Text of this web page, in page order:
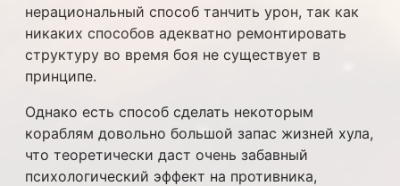
нерациональный способ танчить урон, так как
никаких способов адекватно ремонтировать
структуру во время боя не существует в
принципе.
Однако есть способ сделать некоторым
кораблям довольно большой запас жизней хула,
что теоретически даст очень забавный
психологический эффект на противника,